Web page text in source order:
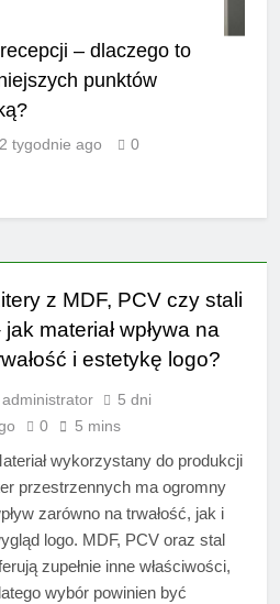
– dlaczego to
punktów
2 tygodnie ago 0
z MDF, PCV czy stali
jak materiał wpływa na
i estetykę logo?
administrator
5 dni
0 5 mins
wykorzystany do produkcji
przestrzennych ma ogromny
zarówno na trwałość, jak i
logo. MDF, PCV oraz stal
zupełnie inne właściwości,
wybór powinien być